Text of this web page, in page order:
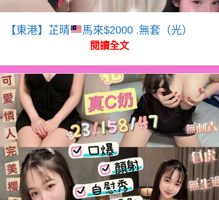
【東港】芷晴 馬來$2000 .無套（光）
閱讀全文